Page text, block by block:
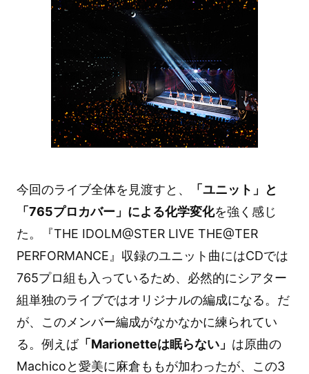
今回のライブ全体を見渡すと、
「ユニット」と
「765プロカバー」による化学変化を強く感じ
た。『THE IDOLM@STER LIVE THE@TER
PERFORMANCE』収録のユニット曲にはCDでは
765プロ組も入っているため、必然的にシアター
組単独のライブではオリジナルの編成になる。だ
が、このメンバー編成がなかなかに練られてい
る。例えば「Marionetteは眠らない」 は原曲の
Machicoと愛美に麻倉ももが加わったが、この3